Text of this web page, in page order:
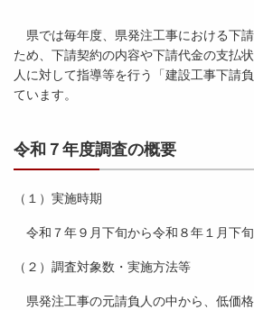
県では毎年度、県発注工事における下
ため、下請契約の内容や下請代金の支払
人に対して指導等を行う「建設工事下請
ています。
令和７年度調査の概要
（１）実施時期
令和７年９月下旬から令和８年１月下
（２）調査対象数・実施方法等
県発注工事の元請負人の中から、低価